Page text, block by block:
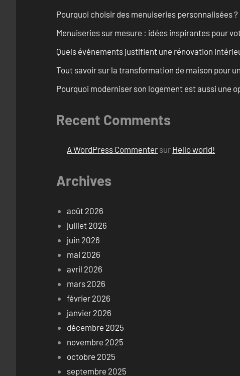
Pourquoi choisir des menuiseries personnalisées ?
Menuiseries sur mesure : idées inspirantes pour
Quels événements justifient une rénovation
Tout savoir sur la transformation de maison pour
Pourquoi moderniser son logement est aussi une
Recent Comments
A WordPress Commenter sur Hello world!
Archives
août 2026
juillet 2026
juin 2026
mai 2026
avril 2026
mars 2026
février 2026
janvier 2026
décembre 2025
novembre 2025
octobre 2025
septembre 2025